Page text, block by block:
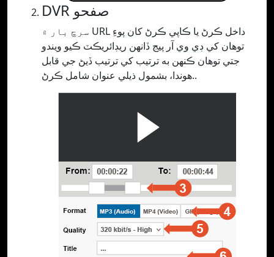
DVR صفحو
سرچ بار ۾ URL داخل ڪرڻ يا ڪاپي ڪرڻ کان پوءِ
توهان کي ڊي وي آر پيج ڏانهن ريڊائريڪٽ ڪيو ويندو
جتي توهان ڪنهن به ترتيب کي ترتيب ڏيڻ جي قابل
هوندا، بشمول ذيلي عنوان شامل ڪرڻ..